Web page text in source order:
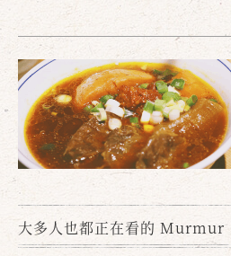
大多人也都正在看的 Murmur